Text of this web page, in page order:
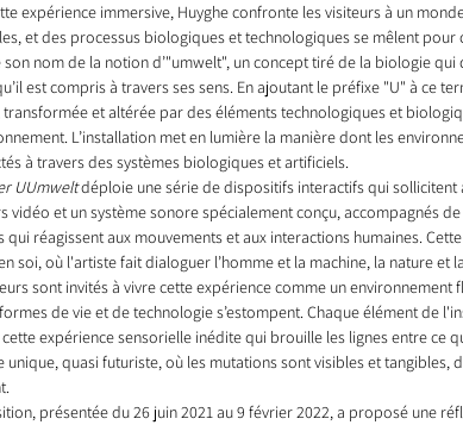
expérience immersive, Huyghe confronte les visiteurs à un
et des processus biologiques et technologiques se mêlent
son nom de la notion d’"umwelt", un concept tiré de la biologie qui
est compris à travers ses sens. En ajoutant le préfixe "U" à ce
et altérée par des éléments technologiques et
L’installation met en lumière la manière dont les
à travers des systèmes biologiques et artificiels.
UUmwelt déploie une série de dispositifs interactifs qui sollicitent
vidéo et un système sonore spécialement conçu, accompagnés
qui réagissent aux mouvements et aux interactions humaines.
soi, où l'artiste fait dialoguer l’homme et la machine, la nature et
sont invités à vivre cette expérience comme un
de vie et de technologie s’estompent. Chaque élément de
expérience sensorielle inédite qui brouille les lignes entre ce
unique, quasi futuriste, où les mutations sont visibles et tangibles,
présentée du 26 juin 2021 au 9 février 2022, a proposé une